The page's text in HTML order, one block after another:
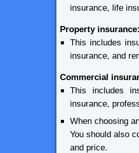
insurance, life
Property insurance:
This includes
insurance, and
Commercial
This includes
insurance,
When choosing
You should also
and price.